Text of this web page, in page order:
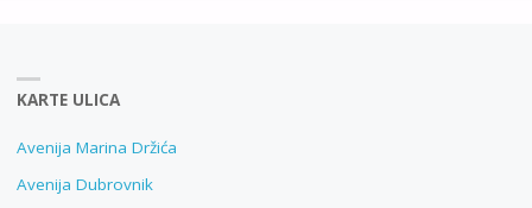
KARTE ULICA
Avenija Marina Držića
Avenija Dubrovnik